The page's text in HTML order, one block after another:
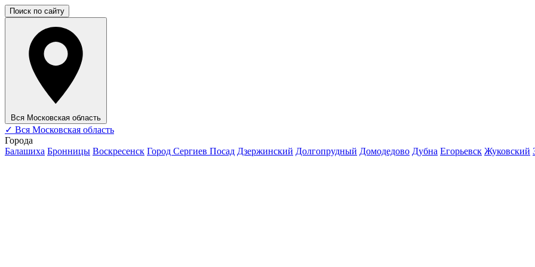
Поиск по сайту
Вся Московская область
✓ Вся Московская область
Города
Балашиха Бронницы Воскресенск Город Сергиев Посад Дзержинский Долгопрудный Домодедово Дубна Егорьевск Жуковский